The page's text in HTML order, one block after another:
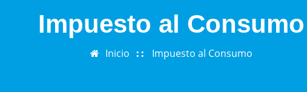
Impuesto al Consumo
Inicio Impuesto al Consumo